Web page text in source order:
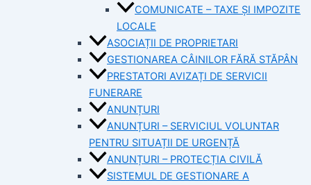
COMUNICATE – TAXE ȘI IMPOZITE
LOCALE
ASOCIAȚII DE PROPRIETARI
GESTIONAREA CÂINILOR FĂRĂ STĂPÂN
PRESTATORI AVIZAȚI DE SERVICII
FUNERARE
ANUNȚURI
ANUNȚURI – SERVICIUL VOLUNTAR
PENTRU SITUAȚII DE URGENȚĂ
ANUNȚURI – PROTECȚIA CIVILĂ
SISTEMUL DE GESTIONARE A